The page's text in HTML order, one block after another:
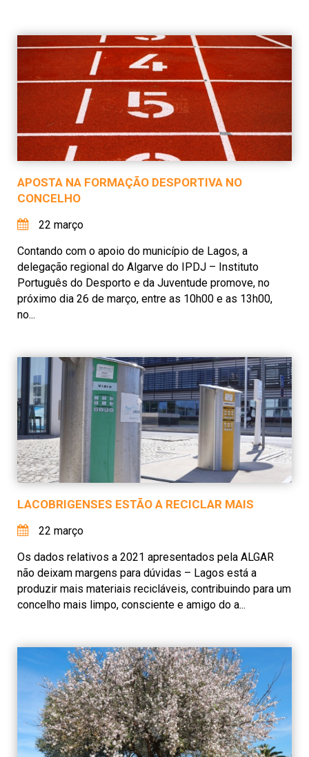
APOSTA NA FORMAÇÃO DESPORTIVA NO
CONCELHO
22 março
Contando com o apoio do município de Lagos, a
delegação regional do Algarve do IPDJ – Instituto
Português do Desporto e da Juventude promove, no
próximo dia 26 de março, entre as 10h00 e as 13h00,
no...
LACOBRIGENSES ESTÃO A RECICLAR MAIS
22 março
Os dados relativos a 2021 apresentados pela ALGAR
não deixam margens para dúvidas – Lagos está a
produzir mais materiais recicláveis, contribuindo para um
concelho mais limpo, consciente e amigo do a...